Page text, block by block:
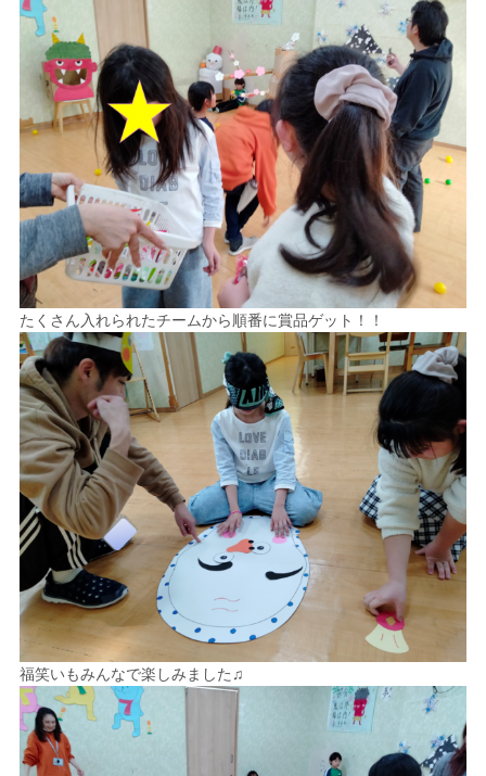
たくさん入れられたチームから順番に賞品ゲット！！
福笑いもみんなで楽しみました♫